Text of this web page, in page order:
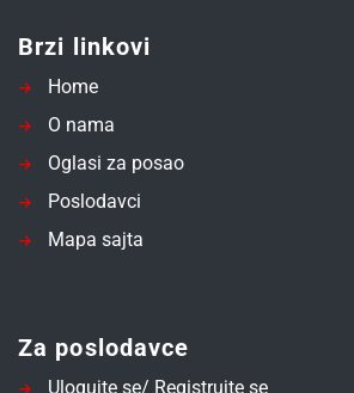
Brzi linkovi
Home
O nama
Oglasi za posao
Poslodavci
Mapa sajta
Za poslodavce
Ulogujte se/ Registrujte se